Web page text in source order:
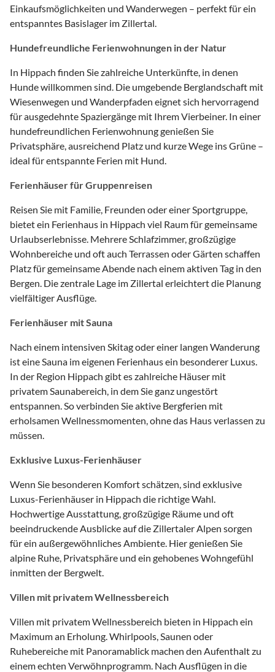
Einkaufsmöglichkeiten und Wanderwegen – perfekt für ein
entspanntes Basislager im Zillertal.
Hundefreundliche Ferienwohnungen in der Natur
In Hippach finden Sie zahlreiche Unterkünfte, in denen
Hunde willkommen sind. Die umgebende Berglandschaft mit
Wiesenwegen und Wanderpfaden eignet sich hervorragend
für ausgedehnte Spaziergänge mit Ihrem Vierbeiner. In einer
hundefreundlichen Ferienwohnung genießen Sie
Privatsphäre, ausreichend Platz und kurze Wege ins Grüne –
ideal für entspannte Ferien mit Hund.
Ferienhäuser für Gruppenreisen
Reisen Sie mit Familie, Freunden oder einer Sportgruppe,
bietet ein Ferienhaus in Hippach viel Raum für gemeinsame
Urlaubserlebnisse. Mehrere Schlafzimmer, großzügige
Wohnbereiche und oft auch Terrassen oder Gärten schaffen
Platz für gemeinsame Abende nach einem aktiven Tag in den
Bergen. Die zentrale Lage im Zillertal erleichtert die Planung
vielfältiger Ausflüge.
Ferienhäuser mit Sauna
Nach einem intensiven Skitag oder einer langen Wanderung
ist eine Sauna im eigenen Ferienhaus ein besonderer Luxus.
In der Region Hippach gibt es zahlreiche Häuser mit
privatem Saunabereich, in dem Sie ganz ungestört
entspannen. So verbinden Sie aktive Bergferien mit
erholsamen Wellnessmomenten, ohne das Haus verlassen zu
müssen.
Exklusive Luxus-Ferienhäuser
Wenn Sie besonderen Komfort schätzen, sind exklusive
Luxus-Ferienhäuser in Hippach die richtige Wahl.
Hochwertige Ausstattung, großzügige Räume und oft
beeindruckende Ausblicke auf die Zillertaler Alpen sorgen
für ein außergewöhnliches Ambiente. Hier genießen Sie
alpine Ruhe, Privatsphäre und ein gehobenes Wohngefühl
inmitten der Bergwelt.
Villen mit privatem Wellnessbereich
Villen mit privatem Wellnessbereich bieten in Hippach ein
Maximum an Erholung. Whirlpools, Saunen oder
Ruhebereiche mit Panoramablick machen den Aufenthalt zu
einem echten Verwöhnprogramm. Nach Ausflügen in die